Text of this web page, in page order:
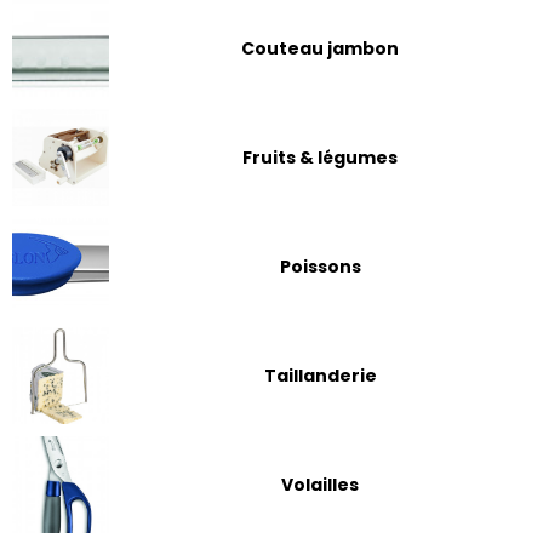
Couteau jambon
Fruits & légumes
Poissons
Taillanderie
Volailles